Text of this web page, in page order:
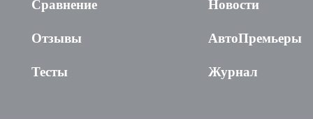
Сравнение
Отзывы
Тесты
Новости
АвтоПремьеры
Журнал